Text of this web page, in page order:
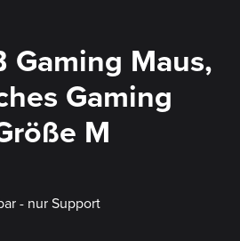
Gaming Maus,
Gaming
M
- nur Support